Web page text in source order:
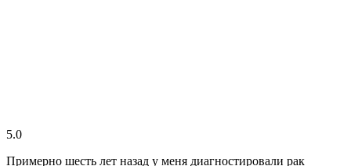
5.0
Примерно шесть лет назад у меня диагностировали рак